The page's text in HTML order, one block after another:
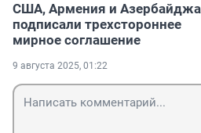
США, Армения и
подписали трехстороннее
мирное соглашение
9 августа 2025, 01:22